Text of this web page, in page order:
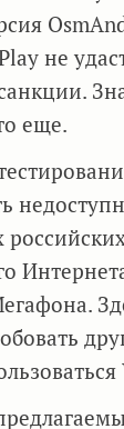
не
еще.